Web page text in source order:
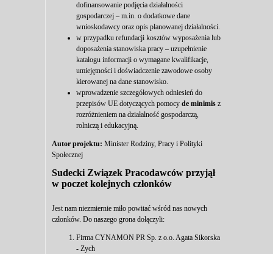
dofinansowanie podjęcia działalności
gospodarczej – m.in. o dodatkowe dane
wnioskodawcy oraz opis planowanej działalności.
w przypadku refundacji kosztów wyposażenia lub
doposażenia stanowiska pracy – uzupełnienie
katalogu informacji o wymagane kwalifikacje,
umiejętności i doświadczenie zawodowe osoby
kierowanej na dane stanowisko.
wprowadzenie szczegółowych odniesień do
przepisów UE dotyczących pomocy de minimis z
rozróżnieniem na działalność gospodarczą,
rolniczą i edukacyjną.
Autor projektu: Minister Rodziny, Pracy i Polityki
Społecznej
Sudecki Związek Pracodawców przyjął
w poczet kolejnych członków
Jest nam niezmiernie miło powitać wśród nas nowych
członków. Do naszego grona dołączyli:
Firma CYNAMON PR Sp. z o.o. Agata Sikorska
- Zych